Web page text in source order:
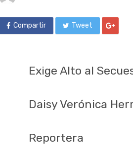
Compartir Tweet
Exige Alto al
Daisy Verónica
Reportera